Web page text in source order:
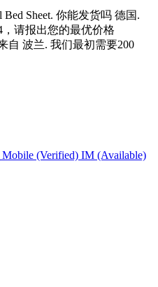
Sheet. 你能发货吗 德国.
，请报出您的最优价格
自 波兰. 我们最初需要200
Mobile (Verified) IM (Available)